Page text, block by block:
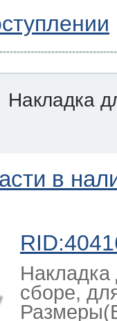
Накладка
в
Накладка
сборе,